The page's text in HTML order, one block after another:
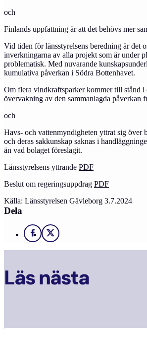
och
Finlands uppfattning är att det behövs mer
Vid tiden för länsstyrelsens beredning är det
inverkningarna av alla projekt som är under
problematisk. Med nuvarande
kumulativa påverkan i Södra Bottenhavet.
Om flera vindkraftsparker kommer till stånd i
övervakning av den sammanlagda påverkan
och
Havs- och vattenmyndigheten yttrat sig över
och deras sakkunskap saknas i
än vad bolaget föreslagit.
Länsstyrelsens yttrande PDF
Beslut om regeringsuppdrag PDF
Källa: Länsstyrelsen Gävleborg 3.7.2024
Dela
Facebook
X
Läs nästa